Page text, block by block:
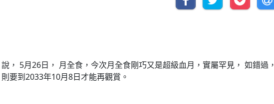
說， 5月26日， 月全食，今次月全食剛巧又是超級血月，實屬罕見， 如錯過，
則要到2033年10月8日才能再觀賞。